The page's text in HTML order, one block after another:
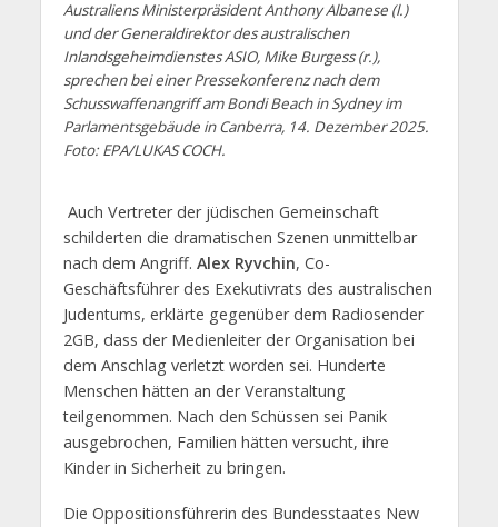
Australiens Ministerpräsident Anthony Albanese (l.)
und der Generaldirektor des australischen
Inlandsgeheimdienstes ASIO, Mike Burgess (r.),
sprechen bei einer Pressekonferenz nach dem
Schusswaffenangriff am Bondi Beach in Sydney im
Parlamentsgebäude in Canberra, 14. Dezember 2025.
Foto: EPA/LUKAS COCH.
Auch Vertreter der jüdischen Gemeinschaft
schilderten die dramatischen Szenen unmittelbar
nach dem Angriff. Alex Ryvchin, Co-
Geschäftsführer des Exekutivrats des australischen
Judentums, erklärte gegenüber dem Radiosender
2GB, dass der Medienleiter der Organisation bei
dem Anschlag verletzt worden sei. Hunderte
Menschen hätten an der Veranstaltung
teilgenommen. Nach den Schüssen sei Panik
ausgebrochen, Familien hätten versucht, ihre
Kinder in Sicherheit zu bringen.
Die Oppositionsführerin des Bundesstaates New